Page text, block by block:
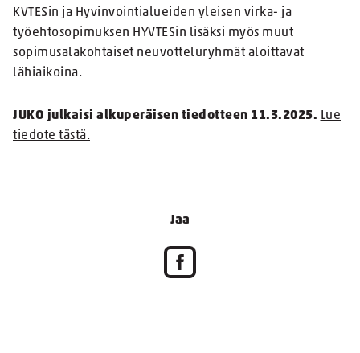
KVTESin ja Hyvinvointialueiden yleisen virka- ja
työehtosopimuksen HYVTESin lisäksi myös muut
sopimusalakohtaiset neuvotteluryhmät aloittavat
lähiaikoina.
JUKO julkaisi alkuperäisen tiedotteen 11.3.2025. Lue
tiedote tästä.
Jaa